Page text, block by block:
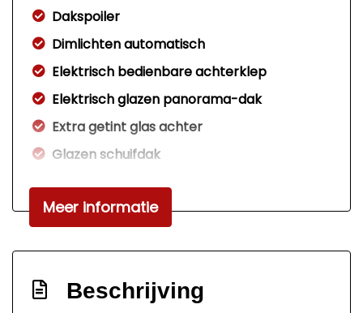
Dakspoiler
Dimlichten automatisch
Elektrisch bedienbare achterklep
Elektrisch glazen panorama-dak
Extra getint glas achter
Glazen schuifdak
Led achterlichten
Metaalkleur
Meer informatie
Beschrijving